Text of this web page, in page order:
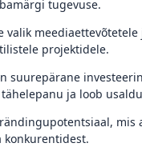
tugevuse.
valik meediaettevõtetele
projektidele.
suurepärane
ja loob
mis
konkurentidest.